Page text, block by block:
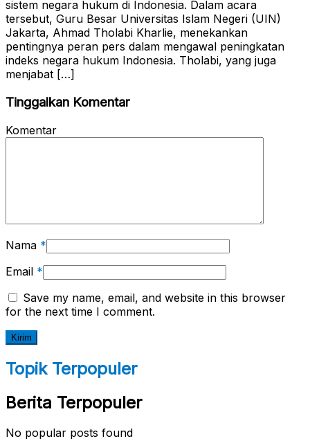
sistem negara hukum di Indonesia. Dalam acara
tersebut, Guru Besar Universitas Islam Negeri (UIN)
Jakarta, Ahmad Tholabi Kharlie, menekankan
pentingnya peran pers dalam mengawal peningkatan
indeks negara hukum Indonesia. Tholabi, yang juga
menjabat […]
Tinggalkan Komentar
Komentar
Nama *
Email *
Save my name, email, and website in this browser
for the next time I comment.
Topik Terpopuler
Berita Terpopuler
No popular posts found